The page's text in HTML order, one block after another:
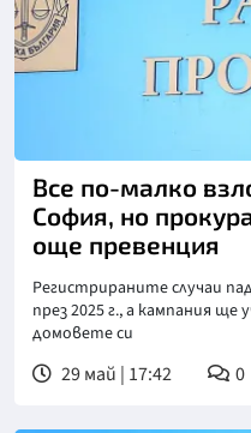
Все по-малко
София, но
още превенция
Регистрираните случаи
през 2025 г., а кампания
домовете си
29 май | 17:42 0